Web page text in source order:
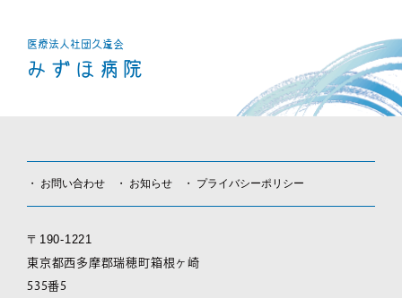
医療法人社団 久遠会
みずほ病院
お問い合わせ お知らせ プライバシーポリシー
〒190-1221
東京都西多摩郡瑞穂町箱根ヶ崎
535番5